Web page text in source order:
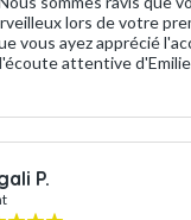
lors de votre
vous ayez apprécié
attentive
P.